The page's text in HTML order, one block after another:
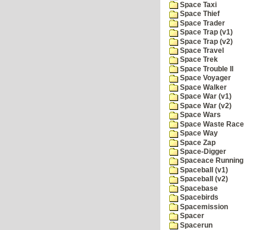
Space Taxi
Space Thief
Space Trader
Space Trap (v1)
Space Trap (v2)
Space Travel
Space Trek
Space Trouble II
Space Voyager
Space Walker
Space War (v1)
Space War (v2)
Space Wars
Space Waste Race
Space Way
Space Zap
Space-Digger
Spaceace Running
Spaceball (v1)
Spaceball (v2)
Spacebase
Spacebirds
Spacemission
Spacer
Spacerun